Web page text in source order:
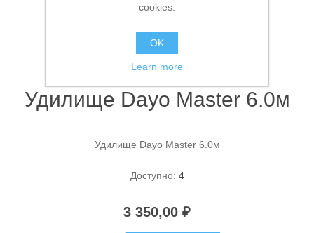
Спасательные средства
Удилище Dayo Master 6.0м
Удилище Dayo Master 6.0м
Доступно: 4
3 350,00 ₽
cookies.
OK
Learn more